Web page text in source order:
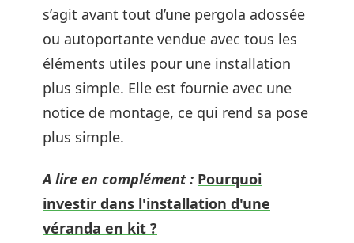
s’agit avant tout d’une pergola adossée
ou autoportante vendue avec tous les
éléments utiles pour une installation
plus simple. Elle est fournie avec une
notice de montage, ce qui rend sa pose
plus simple.
A lire en complément : Pourquoi
investir dans l'installation d'une
véranda en kit ?